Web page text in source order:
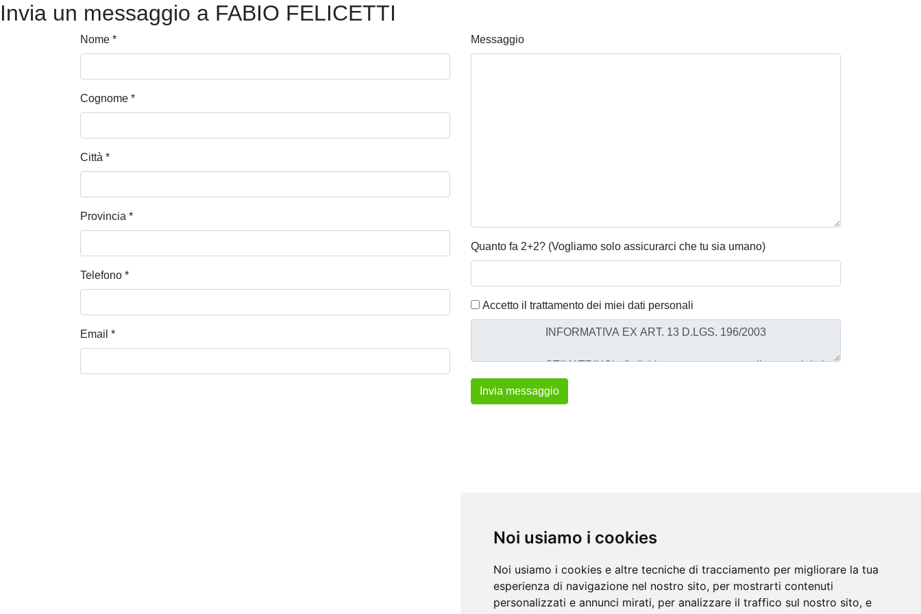
Noi usiamo i cookies
Noi usiamo i cookies e altre tecniche di tracciamento per migliorare la tua
esperienza di navigazione nel nostro sito, per mostrarti contenuti
personalizzati e annunci mirati, per analizzare il traffico sul nostro sito, e
Invia un messaggio a FABIO FELICETTI
Nome *
Cognome *
Città *
Provincia *
Telefono *
Email *
Messaggio
Quanto fa 2+2? (Vogliamo solo assicurarci che tu sia umano)
Accetto il trattamento dei miei dati personali